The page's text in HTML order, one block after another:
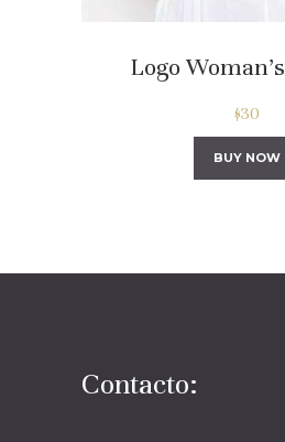
Logo
$30
BUY NOW
Contacto: